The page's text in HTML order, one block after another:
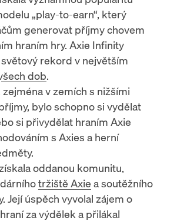
„play-to-earn“, který
generovat příjmy chovem
hraním hry. Axie Infinity
světový rekord v největším
dob.
zejména v zemích s nižšími
bylo schopno si vydělat
si přivydělat hraním Axie
s Axies a herní
oddanou komunitu,
tržiště Axie a soutěžního
Její úspěch vyvolal zájem o
za výdělek a přilákal